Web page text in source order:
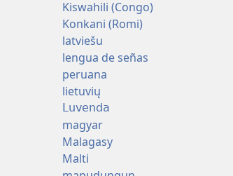
Kiswahili (Congo)
Konkani (Romi)
latviešu
lengua de señas
peruana
lietuvių
Luvenda
magyar
Malagasy
Malti